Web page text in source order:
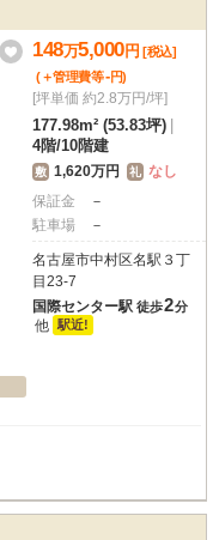
148万5,000円 [税込]
(＋管理費等-円)
[坪単価 約2.8万円/坪]
177.98m² (53.83坪)
4階/10階建
敷 1,620万円 礼 なし
保証金
－
駐車場
－
名古屋市中村区名駅３丁
目23-7
国際センター駅 徒歩2分
他 駅近!